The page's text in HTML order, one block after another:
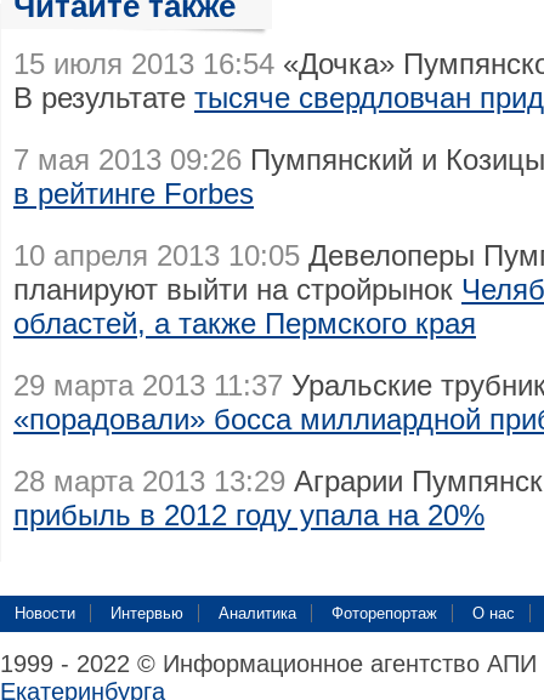
15 июля 2013 16:54 «Дочка»
В результате тысяче свердловчан
7 мая 2013 09:26 Пумпянский и
в рейтинге Forbes
10 апреля 2013 10:05 Девелоперы
планируют выйти на стройрынок
областей, а также Пермского края
29 марта 2013 11:37 Уральские
«порадовали» босса миллиардной
28 марта 2013 13:29 Аграрии
прибыль в 2012 году упала на 20%
Новости Интервью Аналитика Фоторепортаж О нас
1999 - 2022 © Информационное агентство
Екатеринбурга